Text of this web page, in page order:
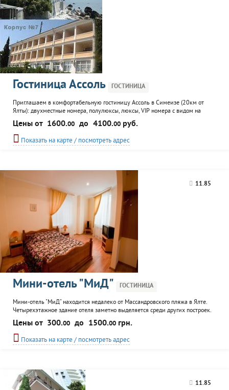
Гостиница Ассоль ГОСТИНИЦА
Приглашаем в комфортабельную гостиницу Ассоль в Симеизе (20км от
Ялты): двухместные номера, полулюксы, люксы, VIP номера с видом на
море. В номерах есть: холодильник, кондиционер, телевизор, фен, мебель,
посуда, санузел со всеми удобствами, балкон с двумя шезлонгами, столиком
и стульями. В номерах повышенной комфортности еще есть микроволновая
печь и ДВД-плеер. Инфраструктура: парковка, сауна...
Цены от 1600.00 до 4100.00 руб.
Показать на карте / посмотреть адрес
11.85
Мини-отель "МиД" ГОСТИНИЦА
Мини-отель "МиД" находится недалеко от Массандровского пляжа в Ялте.
Четырехэтажное здание отеля заметно выделяется среди других построек.
Все сделанно для комфорта проживающих: уютные номера, беспроводной
интернет, видеонаблюдение мини-отеля. Изумительный вид на море
открывается с 4-го этажа, там же расположен солярий, шезлонги, камин. К
услугам гостей номера апартаменты, полулюкс. Все
Цены от 300.00 до 1500.00 грн.
Показать на карте / посмотреть адрес
11.85